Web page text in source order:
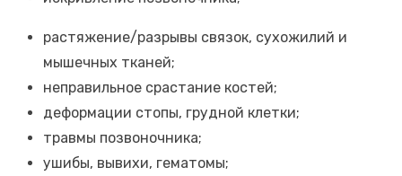
растяжение/разрывы связок, сухожилий и
мышечных тканей;
неправильное срастание костей;
деформации стопы, грудной клетки;
травмы позвоночника;
ушибы, вывихи, гематомы;